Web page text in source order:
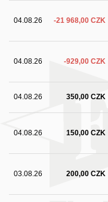
04.08.26 -21 968,00 CZK
04.08.26 -929,00 CZK
04.08.26 350,00 CZK
04.08.26 150,00 CZK
03.08.26 200,00 CZK